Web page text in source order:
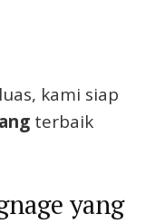
kami siap
terbaik
yang